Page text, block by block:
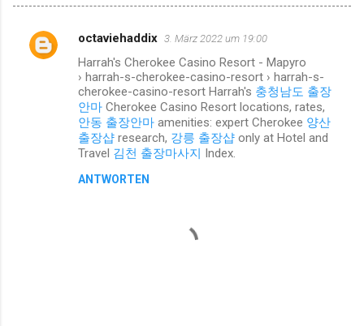
K
octaviehaddix 3. März 2022 um 19:00
Harrah's Cherokee Casino Resort - Mapyro
› harrah-s-cherokee-casino-resort › harrah-s-
cherokee-casino-resort Harrah's 충청남도 출장
안마 Cherokee Casino Resort locations, rates,
안동 출장안마 amenities: expert Cherokee 양산
출장샵 research, 강릉 출장샵 only at Hotel and
Travel 김천 출장마사지 Index.
ANTWORTEN